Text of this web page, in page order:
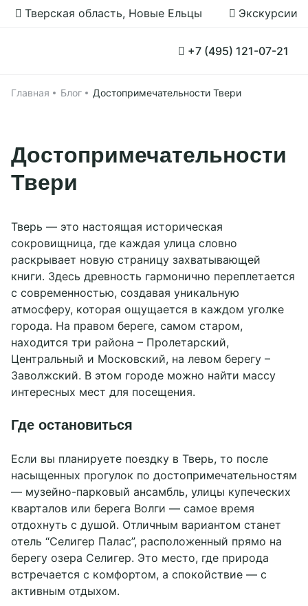
Тверская область, Новые Ельцы Экскурсии
+7 (495) 121-07-21
Номера
Программа
О нас
Об отеле
История
Схема отеля
Частые вопросы
Новости
Отзывы
Фотографии
Вокруг нас
Вакансии
Документы
Рестораны
Ресторан "Толстой"
Баp «Зелёные холмы»
Летнее кафе «Причал»
Чем заняться
Афиша
Всё для детей
Экскурсии
Рестораны и бары
Активный отдых
Пляжная зона
Тренажерный зал
Аренда беседок
MICE-зона
Контакты
+7 (495) 121-07-21
sales3@seligerpalacehotel.ru
WhatsApp
Социальные сети
Главная Блог Достопримечательности Твери
Достопримечательности
Твери
Тверь — это настоящая историческая
сокровищница, где каждая улица словно
раскрывает новую страницу захватывающей
книги. Здесь древность гармонично переплетается
с современностью, создавая уникальную
атмосферу, которая ощущается в каждом уголке
города. На правом береге, самом старом,
находится три района – Пролетарский,
Центральный и Московский, на левом берегу –
Заволжский. В этом городе можно найти массу
интересных мест для посещения.
Где остановиться
Если вы планируете поездку в Тверь, то после
насыщенных прогулок по достопримечательностям
— музейно-парковый ансамбль, улицы купеческих
кварталов или берега Волги — самое время
отдохнуть с душой. Отличным вариантом станет
отель “Селигер Палас”, расположенный прямо на
берегу озера Селигер. Это место, где природа
встречается с комфортом, а спокойствие — с
активным отдыхом.